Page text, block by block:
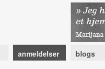
anmeldelser blogs